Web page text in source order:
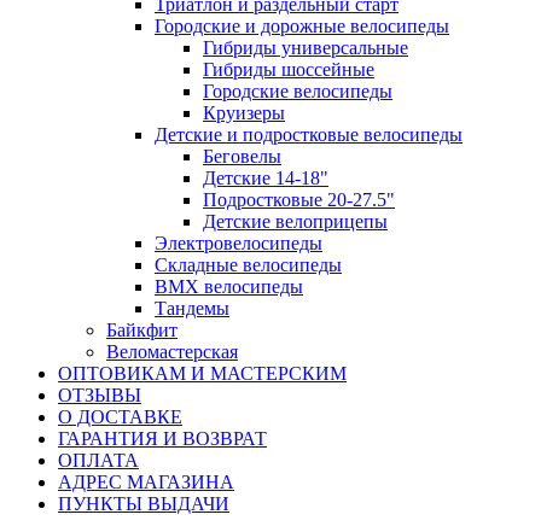
Городские и дорожные велосипеды
Гибриды универсальные
Гибриды шоссейные
Городские велосипеды
Круизеры
Детские и подростковые велосипеды
Беговелы
Детские 14-18"
Подростковые 20-27.5"
Детские велоприцепы
Электровелосипеды
Складные велосипеды
BMX велосипеды
Тандемы
Байкфит
Веломастерская
ОПТОВИКАМ И МАСТЕРСКИМ
ОТЗЫВЫ
О ДОСТАВКЕ
ГАРАНТИЯ И ВОЗВРАТ
ОПЛАТА
АДРЕС МАГАЗИНА
ПУНКТЫ ВЫДАЧИ